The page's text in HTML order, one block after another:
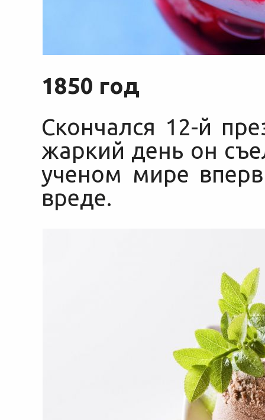
1850 год
Скончался 12-й
жаркий день он
ученом мире
вреде.